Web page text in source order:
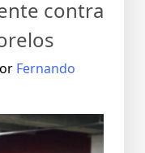
contra
Fernando